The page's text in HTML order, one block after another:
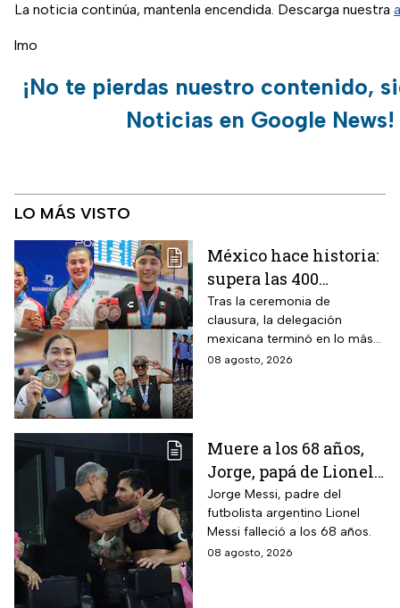
La noticia continúa, mantenla encendida. Descarga nuestra
lmo
¡No te pierdas nuestro contenido,
Noticias en Google News!
LO MÁS VISTO
México hace historia:
supera las 400
medallas en los
Juegos
Centroamericanos
2026 e impone récords
Tras la ceremonia de
clausura, la delegación
mexicana terminó en lo más
alto del medallero
08 agosto, 2026
Muere a los 68 años,
Jorge, papá de Lionel
Messi
Jorge Messi, padre del
futbolista argentino Lionel
Messi falleció a los 68 años.
08 agosto, 2026